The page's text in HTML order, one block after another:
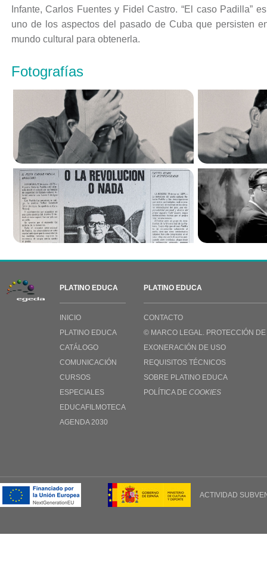
Infante, Carlos Fuentes y Fidel Castro. “El caso Padilla”
uno de los aspectos del pasado de Cuba que persisten
mundo cultural para obtenerla.
Fotografías
PLATINO EDUCA
INICIO
PLATINO EDUCA
CATÁLOGO
COMUNICACIÓN
CURSOS
ESPECIALES
EDUCAFILMOTECA
AGENDA 2030
PLATINO EDUCA
CONTACTO
© MARCO LEGAL. PROTECCIÓN DE
EXONERACIÓN DE USO
REQUISITOS TÉCNICOS
SOBRE PLATINO EDUCA
POLÍTICA DE COOKIES
ACTIVIDAD